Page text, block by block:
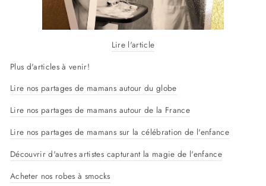
Lire l'article
Plus d'articles à venir!
Lire nos partages de mamans autour du globe
Lire nos partages de mamans autour de la France
Lire nos partages de mamans sur la célébration de l'enfance
Découvrir d'autres artistes capturant la magie de l'enfance
Acheter nos robes à smocks